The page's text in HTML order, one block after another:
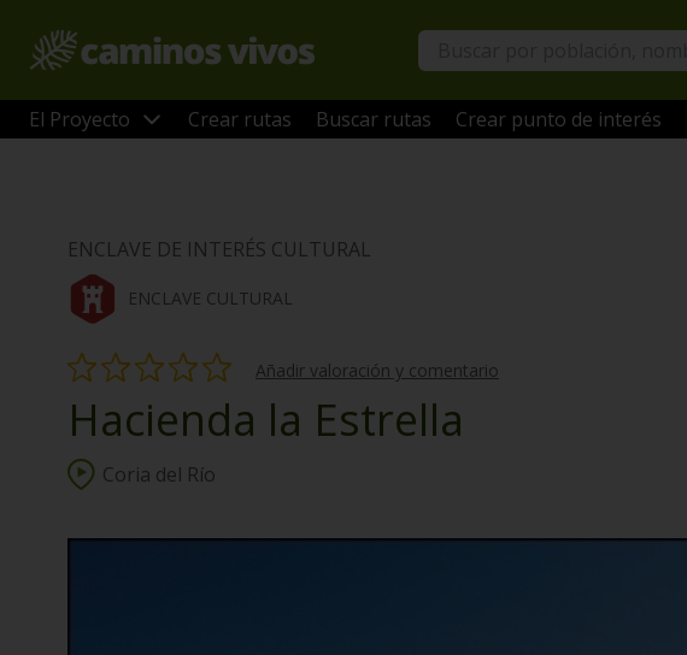
El Proyecto Crear rutas Buscar rutas Crear punto de interés
ENCLAVE DE INTERÉS CULTURAL
ENCLAVE CULTURAL
Añadir valoración y comentario
Hacienda la Estrella
Coria del Río